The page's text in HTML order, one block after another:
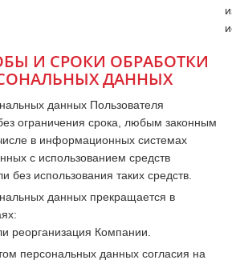
И СРОКИ ОБРАБОТКИ
ДАННЫХ
данных Пользователя
ограничения срока, любым законным
в информационных системах
с использованием средств
без использования таких средств.
данных прекращается в
реорганизация Компании.
персональных данных согласия на